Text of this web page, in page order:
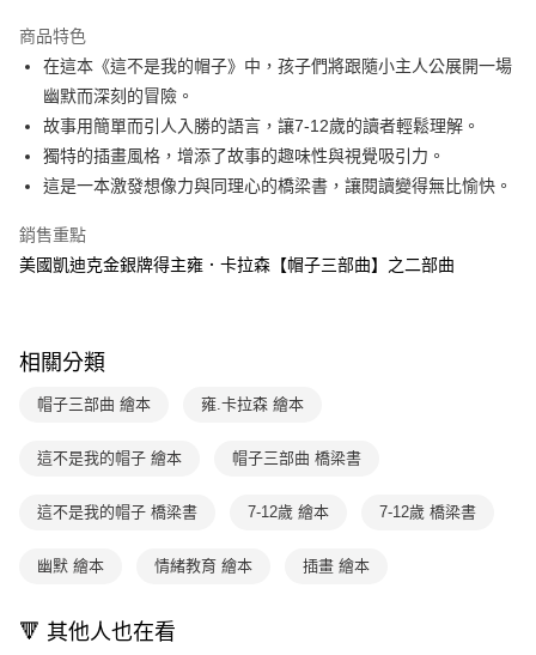
大哥付你分期
相關說明
【大哥付你分期使用說明】
1.本服務由台灣大哥大提供，台灣大哥大用戶可立即使用無須另外申請。
2.付款方式選擇「大哥付你分期」，訂單成立後會自動跳轉到大哥付的交易
流程，驗證手機門號後，選擇欲分期的期數、繳款截止日，確認付款後即完
3.實際核准額度、可分期數及費用金額請依後續交易確認頁面所載為準。
4.訂單成立30分鐘內，如未前往確認交易或遇審核未通過，訂單將自動取
消。如遇「轉專審核」未通過狀況，表示未達大哥付你分期系統評分，恕無
醒簡訊。
2.透過簡訊連結打開帳單後，可選擇「超商條碼／台灣大直營門市／銀行轉
帳／街口支付／iPASS MONEY」等通路繳費。
1.本服務係由「台灣大哥大股份有限公司」（以下簡稱本公司）所提供，讓
買賣價金債權讓與本公司後，依約使用本公司帳單繳交帳款。
由本公司與您本人進行分期帳單所需資料之確認、核對及更正。
AFTEE先享後付
相關說明
【關於「AFTEE先享後付」】
便利好安心！
１．簡單：不需註冊會員、不需綁卡、不需儲值。
２．便利：只要手機號碼，簡訊認證，即可結帳。
１．於結帳方式選擇「AFTEE先享後付」後，將跳轉至「AFTEE先享後付」
２．訂單成立數日內，您將收到繳費通知簡訊。
ATM／網路銀行／等多元方式進行付款，方視為交易完成。
※ 請注意：結帳手續完成當下不需立刻繳費，但若您需要取消訂單，請聯絡
後付繳納相關費用。
是否繳費成功／繳費後需取消欲退款等相關疑問，請聯繫「AFTEE先享後付
客戶支援中心」
https://netprotections.freshdesk.com/support/home
【注意事項】
１．透過由恩沛科技股份有限公司提供之「AFTEE先享後付」服務完成之交
運送方式
每筆NT$70，滿NT$800(含以上)免運費
國內宅配/郵寄 (不適用離島、海外及郵局i郵箱)
每筆NT$200
商品特色
在這本《這不是我的帽子》中，孩子們將跟隨小主人公展開一場
幽默而深刻的冒險。
故事用簡單而引人入勝的語言，讓7-12歲的讀者輕鬆理解。
獨特的插畫風格，增添了故事的趣味性與視覺吸引力。
這是一本激發想像力與同理心的橋梁書，讓閱讀變得無比愉快。
銷售重點
美國凱迪克金銀牌得主雍．卡拉森【帽子三部曲】之二部曲
相關分類
帽子三部曲 繪本 雍.卡拉森 繪本
這不是我的帽子 繪本 帽子三部曲 橋梁書
這不是我的帽子 橋梁書 7-12歲 繪本 7-12歲 橋梁書
幽默 繪本 情緒教育 繪本 插畫 繪本
🔻 其他人也在看